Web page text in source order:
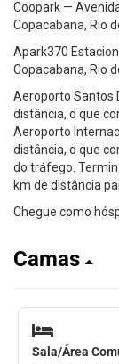
Coopark —
Copacabana, Rio
Apark370
Copacabana, Rio
Aeroporto Santos
distância, o que
Aeroporto
distância, o que
do tráfego.
km de distância
Chegue como
Camas
Sala/Área